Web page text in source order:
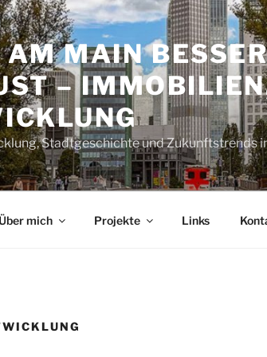
MAIN
–
Stadtgeschichte und Zukunftstrends
Über mich Projekte Links